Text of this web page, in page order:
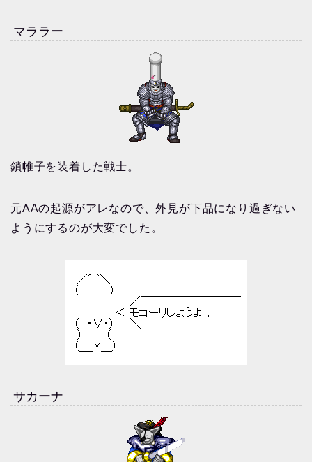
マララー
鎖帷子を装着した戦士。
元AAの起源がアレなので、外見が下品になり過ぎない
ようにするのが大変でした。
サカーナ